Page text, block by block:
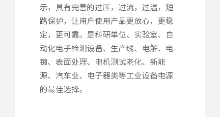
示，具有完善的过压，过流，过温，短
路保护，让用户使用产品更放心，更稳
定，更可靠。是科研单位、实验室、自
动化电子检测设备、生产线、电解、电
镀、表面处理、电机测试老化、新能
源、汽车业、电子器类等工业设备电源
的最佳选择。